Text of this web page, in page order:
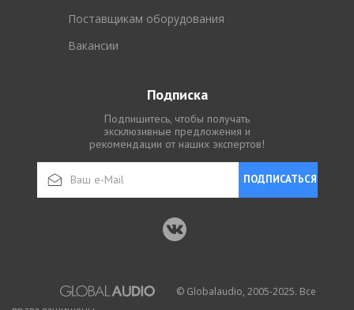
Поставщикам оборудования
Вакансии
Подписка
Подпишитесь, чтобы получать
эксклюзивные предложения и
рекомендации от наших экспертов!
ПОДПИСАТЬСЯ
© Globalaudio, 2005-2025. Все